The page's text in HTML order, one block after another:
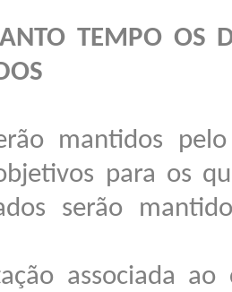
TEMPO OS
mantidos
para os
serão
associada